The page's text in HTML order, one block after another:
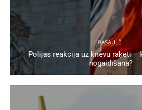
PASAULĒ
Polijas reakcija uz krievu raķeti –
nogaidīšana?